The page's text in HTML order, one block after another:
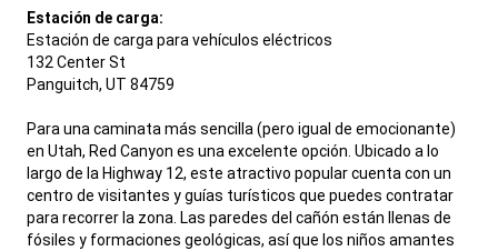
Estación de carga:
Estación de carga para vehículos eléctricos
132 Center St
Panguitch, UT 84759
Para una caminata más sencilla (pero igual de emocionante)
en Utah, Red Canyon es una excelente opción. Ubicado a lo
largo de la Highway 12, este atractivo popular cuenta con un
centro de visitantes y guías turísticos que puedes contratar
para recorrer la zona. Las paredes del cañón están llenas de
fósiles y formaciones geológicas, así que los niños amantes